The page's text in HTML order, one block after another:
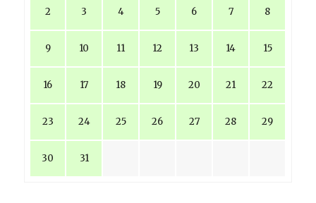
2 3 4 5 6 7 8
9 10 11 12 13 14 15
16 17 18 19 20 21 22
23 24 25 26 27 28 29
30 31